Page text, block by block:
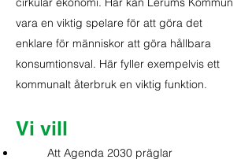
vara en viktig spelare för att göra det
enklare för människor att göra hållbara
konsumtionsval. Här fyller exempelvis ett
kommunalt återbruk en viktig funktion.
Vi vill
Att Agenda 2030 präglar